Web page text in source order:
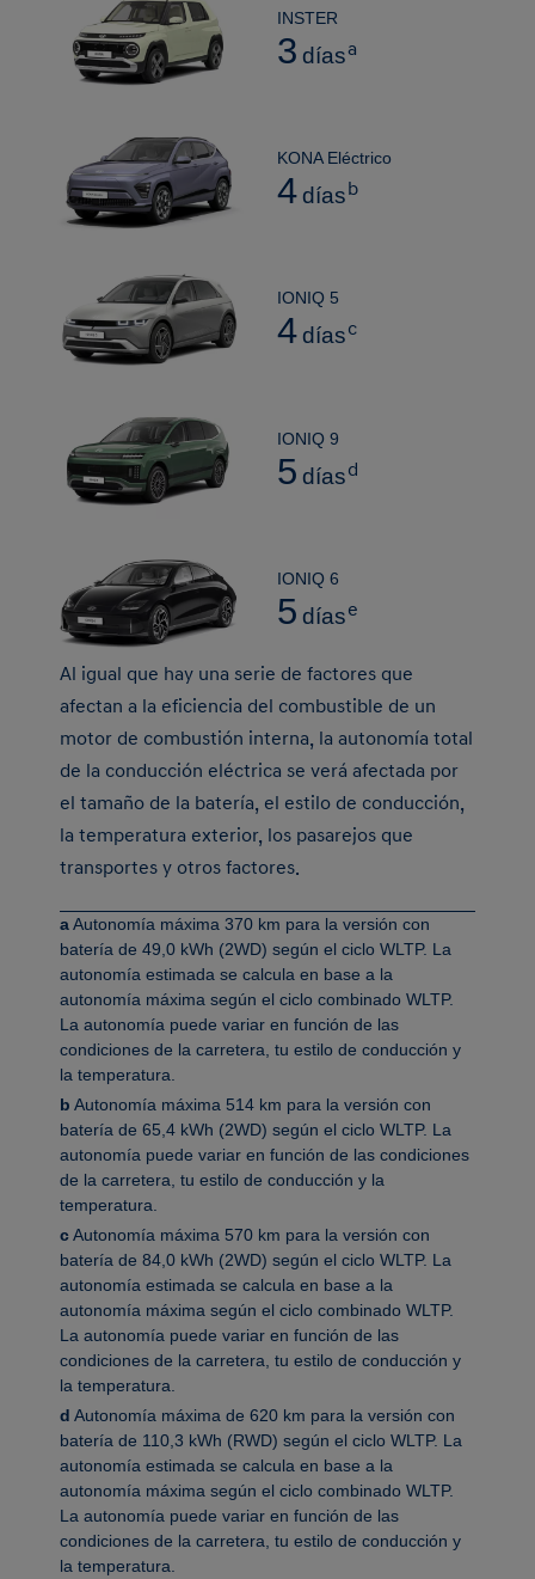
INSTER
3 díasa
KONA Eléctrico
4 díasb
IONIQ 5
4 díasc
IONIQ 9
5 díasd
IONIQ 6
5 díase
Al igual que hay una serie de factores que
afectan a la eficiencia del combustible de un
motor de combustión interna, la autonomía total
de la conducción eléctrica se verá afectada por
el tamaño de la batería, el estilo de conducción,
la temperatura exterior, los pasarejos que
transportes y otros factores.
aAutonomía máxima 370 km para la versión con
batería de 49,0 kWh (2WD) según el ciclo WLTP. La
autonomía estimada se calcula en base a la
autonomía máxima según el ciclo combinado WLTP.
La autonomía puede variar en función de las
condiciones de la carretera, tu estilo de conducción y
la temperatura.
b Autonomía máxima 514 km para la versión con
batería de 65,4 kWh (2WD) según el ciclo WLTP. La
autonomía puede variar en función de las condiciones
de la carretera, tu estilo de conducción y la
temperatura.
cAutonomía máxima 570 km para la versión con
batería de 84,0 kWh (2WD) según el ciclo WLTP. La
autonomía estimada se calcula en base a la
autonomía máxima según el ciclo combinado WLTP.
La autonomía puede variar en función de las
condiciones de la carretera, tu estilo de conducción y
la temperatura.
d Autonomía máxima de 620 km para la versión con
batería de 110,3 kWh (RWD) según el ciclo WLTP. La
autonomía estimada se calcula en base a la
autonomía máxima según el ciclo combinado WLTP.
La autonomía puede variar en función de las
condiciones de la carretera, tu estilo de conducción y
la temperatura.